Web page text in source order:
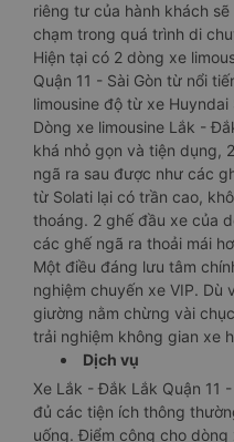
riêng tư của hành khách
chạm trong quá trình di
Hiện tại có 2 dòng xe
Quận 11 - Sài Gòn từ nổi
limousine độ từ xe Huyndai
Dòng xe limousine Lắk -
khá nhỏ gọn và tiện dụng,
ngã ra sau được như các
từ Solati lại có trần cao,
thoáng. 2 ghế đầu xe của
các ghế ngã ra thoải mái
Một điều đáng lưu tâm
nghiệm chuyến xe VIP. Dù
giường nằm chừng vài
trải nghiệm không gian xe
Dịch vụ
Xe Lắk - Đắk Lắk Quận 11
đủ các tiện ích thông
uống. Điểm cộng cho dòng